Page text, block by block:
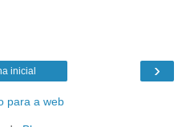
›
inicial
para a web